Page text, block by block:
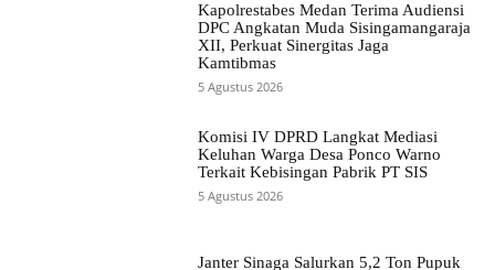
Kapolrestabes Medan Terima Audiensi
DPC Angkatan Muda Sisingamangaraja
XII, Perkuat Sinergitas Jaga
Kamtibmas
5 Agustus 2026
Komisi IV DPRD Langkat Mediasi
Keluhan Warga Desa Ponco Warno
Terkait Kebisingan Pabrik PT SIS
5 Agustus 2026
Janter Sinaga Salurkan 5,2 Ton Pupuk